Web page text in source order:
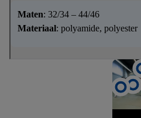
Maten: 32/34 – 44/46
Materiaal: polyamide, polyester